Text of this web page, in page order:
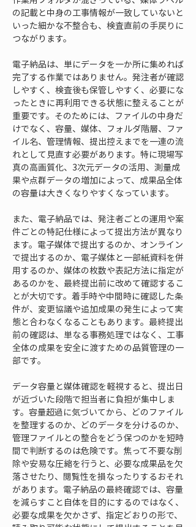
の記載と中身の工事情報が一致していないと
いった細かな不整合も、検査直前の手戻りに
つながります。
電子納品は、単にデータを一か所に集めれば
完了する作業ではありません。発注者が確認
しやすく、検査後も保管しやすく、必要にな
ったときに再利用できる状態に整えることが
重要です。そのためには、ファイルの中身だ
けでなく、容量、媒体、フォルダ階層、ファ
イル名、管理情報、提出控えまでを一連の流
れとして見直す必要があります。特に現場写
真の高画質化、3次元データの活用、測量成
果や点群データの増加によって、成果品全体
の容量は大きくなりやすくなっています。
また、電子納品では、発注者ごとの運用や案
件ごとの特記仕様によって提出方法が異なり
ます。電子媒体で提出するのか、オンライン
で提出するのか、電子媒体と一部紙資料を併
用するのか、媒体の枚数や表記方法に指定が
あるのかを、最終提出前に改めて確認するこ
とが大切です。着手時や中間時に確認した条
件が、変更協議や追加成果の発生によって実
態と合わなくなることもあります。最終提出
前の確認は、単なる事務処理ではなく、工事
全体の成果を安全に渡すための品質管理の一
部です。
データ容量と媒体確認を軽視すると、提出日
が近づいた段階で担当者に負担が集中しま
す。容量超過に気づいてから、どのファイル
を整理するのか、どのデータを分けるのか、
管理ファイルとの整合をどう保つのかを短時
間で判断するのは危険です。焦って不要な削
除や安易な圧縮を行うと、必要な成果品を欠
落させたり、閲覧性を損なったりするおそれ
があります。電子納品の最終確認では、容量
を減らすこと自体を目的にするのではなく、
必要な成果を欠かさず、指定どおりの形で、